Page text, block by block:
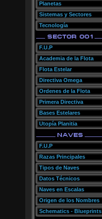
Planetas
Sistemas y Sectores
Tecnología
F.U.P
Academia de la Flota
Flota Estelar
Directiva Omega
Ordenes de la Flota
Primera Directiva
Bases Estelares
Utopía Planitia
F.U.P
Razas Principales
Tipos de Naves
Datos Técnicos
Naves en Escalas
Origen de los Nombres
Schematics - Blueprints